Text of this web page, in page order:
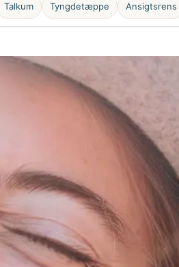
Talkum Tyngdetæppe Ansigtsrens